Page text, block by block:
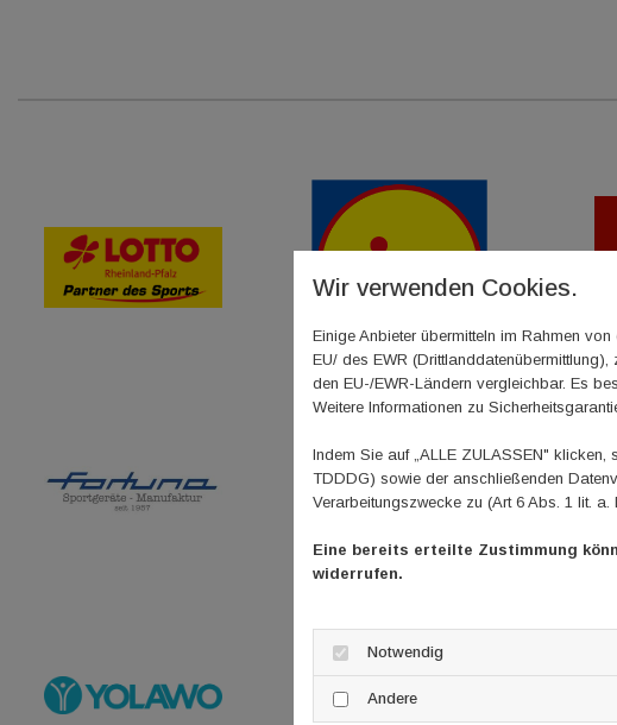
Wir verwenden Cookies.
Einige Anbieter übermitteln im Rahmen
EU/ des EWR
den EU-/EWR-Ländern vergleichbar. Es
Weitere Informationen zu
Indem Sie auf „ALLE ZULASSEN" klicken,
TDDDG) sowie der anschließenden
Verarbeitungszwecke zu (Art 6 Abs. 1 lit. a.
Eine bereits erteilte Zustimmung
widerrufen.
Notwendig
Andere